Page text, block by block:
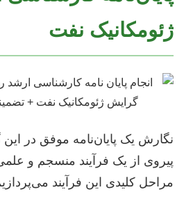
ژئومکانیک نفت
نگارش یک پایان‌نامه موفق در
پیروی از یک فرآیند منسجم و
مراحل کلیدی این فرآیند